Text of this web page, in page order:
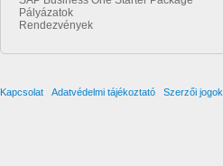
Pályázatok
Rendezvények
Kapcsolat Adatvédelmi tájékoztató Szerzői jogok